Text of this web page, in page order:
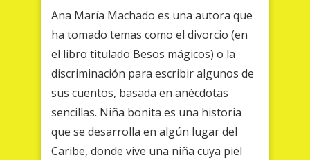
Ana María Machado es una autora que
ha tomado temas como el divorcio (en
el libro titulado Besos mágicos) o la
discriminación para escribir algunos de
sus cuentos, basada en anécdotas
sencillas. Niña bonita es una historia
que se desarrolla en algún lugar del
Caribe, donde vive una niña cuya piel